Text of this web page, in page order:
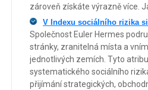
zároveň získáte výrazně více.
V Indexu sociálního rizika
Společnost Euler Hermes
stránky, zranitelná místa a
jednotlivých zemích. Tyto
systematického sociálního
přijímání strategických,